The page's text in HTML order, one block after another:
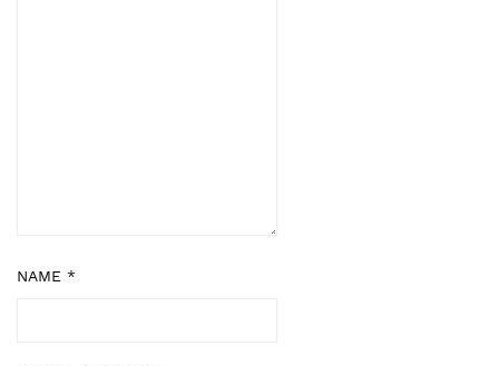
NAME *